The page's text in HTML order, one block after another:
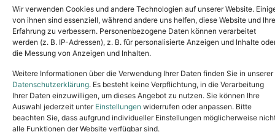
Wir verwenden Cookies und andere Technologien auf unserer Website.
von ihnen sind essenziell, während andere uns helfen, diese Website und Ihre
Erfahrung zu verbessern. Personenbezogene Daten können verarbeitet
werden (z. B. IP-Adressen), z. B. für personalisierte Anzeigen und Inhalte
die Messung von Anzeigen und Inhalten.
Weitere Informationen über die Verwendung Ihrer Daten finden Sie in unserer
Datenschutzerklärung. Es besteht keine Verpflichtung, in die Verarbeitung
Ihrer Daten einzuwilligen, um dieses Angebot zu nutzen. Sie können Ihre
Auswahl jederzeit unter Einstellungen widerrufen oder anpassen. Bitte
beachten Sie, dass aufgrund individueller Einstellungen möglicherweise
alle Funktionen der Website verfügbar sind.
Copyright © 2024. All rights reserved.
Tel.: (02631) 55356buero@tierheim-neuwied.de
Ludwigshof 1, 56567 Neuwied